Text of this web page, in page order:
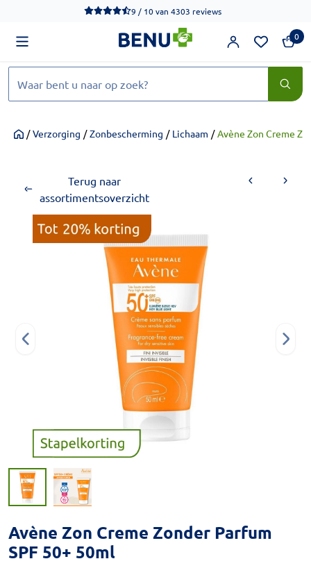
We werken momenteel hard aan het verbeteren van de
9 / 10van 4303 reviews
0
Home/ Verzorging / Zonbescherming / Lichaam / Avène Zon Creme
Terug naar
assortimentsoverzicht
Avène Zon Creme Zonder Parfum
SPF 50+ 50ml